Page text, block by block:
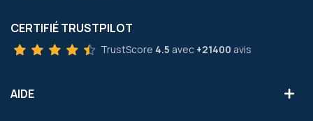
CERTIFIÉ TRUSTPILOT
TrustScore 4.5 avec +21400 avis
AIDE